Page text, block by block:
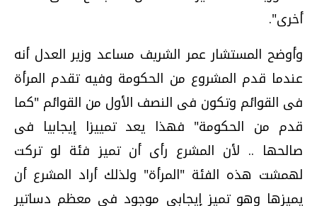
أخرى".
وأوضح المستشار عمر الشريف مساعد وزير العدل أنه
عندما قدم المشروع من الحكومة وفيه تقدم المرأة
فى القوائم وتكون فى النصف الأول من القوائم "كما
قدم من الحكومة" فهذا يعد تمييزا إيجابيا فى
صالحها .. لأن المشرع رأى أن تميز فئة لو تركت
لهمشت هذه الفئة "المرأة" ولذلك أراد المشرع أن
يميزها وهو تميز إيجابى موجود فى معظم دساتير